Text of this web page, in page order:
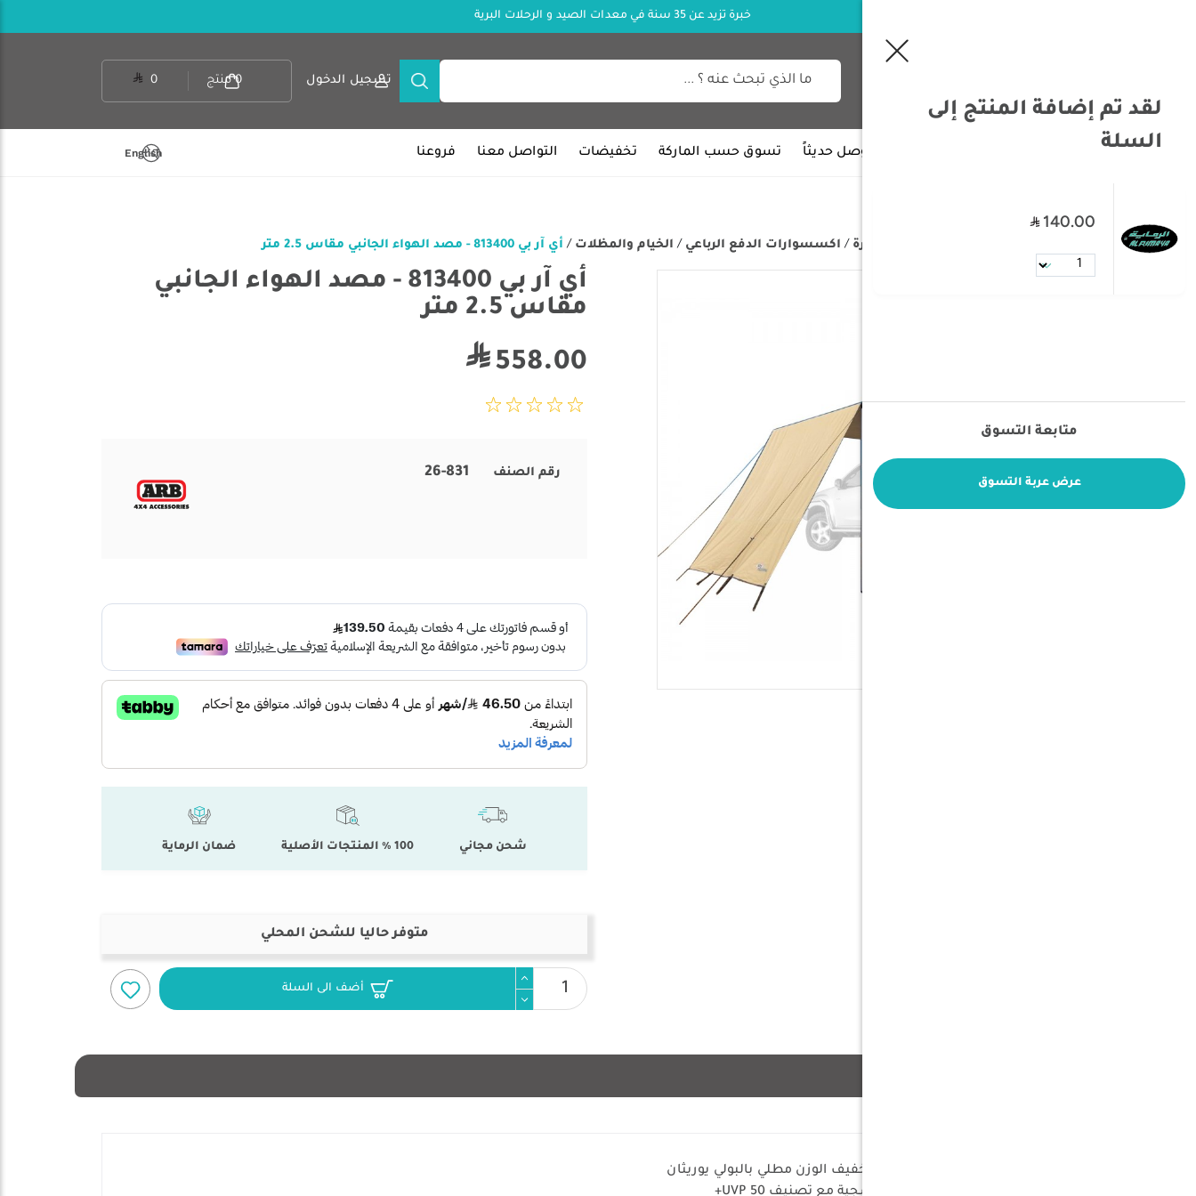
خبرة تزيد عن 35 سنة في معدات الصيد و الرحلات البرية
تسجيل الدخول 0 منتج 0
وصل حديثاً تسوق حسب الماركة تخفيضات التواصل معنا فروعنا English
تجهيزات السيارة / اكسسوارات الدفع الرباعي / الخيام والمظلات / أي آر بي 813400 - مصد الهواء الجانبي مقاس 2.5 متر
أي آر بي 813400 - مصد الهواء الجانبي
مقاس 2.5 متر
558.00
رقم الصنف 26-831
شحن مجاني 100 % المنتجات الأصلية ضمان الرماية
متوفر حاليا للشحن المحلي
أضف الى السلة
مصنوعة من قماش بولي يوريثان خفيف الوزن مطلي بالبولي يوريثان
مقاوم للماء والأشعة فوق البنفسجية مع تصنيف UVP 50+
لقد تم إضافة المنتج إلى
السلة
140.00
متابعة التسوق
عرض عربة التسوق